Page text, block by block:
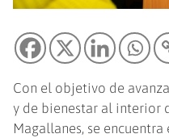
Con el objetivo de
y de bienestar al interior
Magallanes, se